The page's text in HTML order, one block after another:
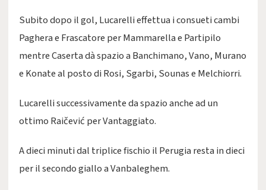
Subito dopo il gol, Lucarelli effettua i consueti cambi
Paghera e Frascatore per Mammarella e Partipilo
mentre Caserta dà spazio a Banchimano, Vano, Murano
e Konate al posto di Rosi, Sgarbi, Sounas e Melchiorri.
Lucarelli successivamente da spazio anche ad un
ottimo Raičević per Vantaggiato.
A dieci minuti dal triplice fischio il Perugia resta in dieci
per il secondo giallo a Vanbaleghem.